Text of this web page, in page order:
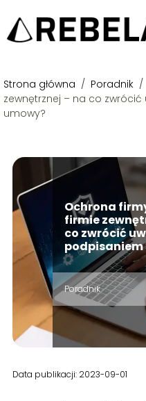
Strona główna / Poradnik /
zewnętrznej – na co
umowy?
Ochrona
firmie
co zwrócić
podpisaniem
Poradnik
Data publikacji: 2023-09-01